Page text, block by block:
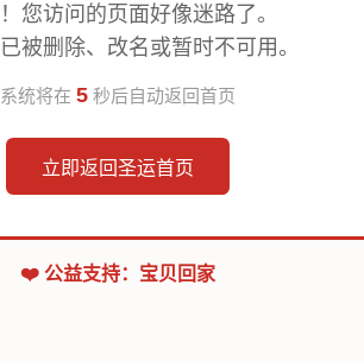
您访问的页面好像迷路了。
被删除、改名或暂时不可用。
系统将在 5 秒后自动返回首页
立即返回圣运首页
❤️ 公益支持：宝贝回家